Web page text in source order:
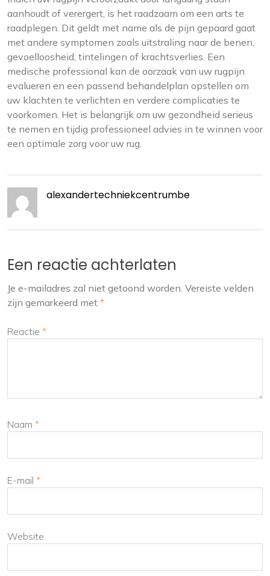
aanhoudt of verergert, is het raadzaam om een arts te
raadplegen. Dit geldt met name als de pijn gepaard gaat
met andere symptomen zoals uitstraling naar de benen,
gevoelloosheid, tintelingen of krachtsverlies. Een
medische professional kan de oorzaak van uw rugpijn
evalueren en een passend behandelplan opstellen om
uw klachten te verlichten en verdere complicaties te
voorkomen. Het is belangrijk om uw gezondheid serieus
te nemen en tijdig professioneel advies in te winnen voor
een optimale zorg voor uw rug.
alexandertechniekcentrumbe
Een reactie achterlaten
Je e-mailadres zal niet getoond worden. Vereiste velden
zijn gemarkeerd met *
Reactie *
Naam *
E-mail *
Website